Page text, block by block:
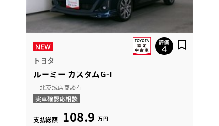
トヨタ
ルーミー カスタムG-T
北茨城店商談有
支払総額 108.9 万円